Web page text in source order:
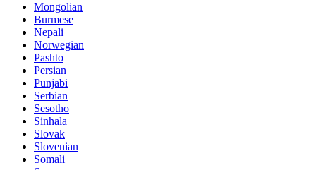
Mongolian
Burmese
Nepali
Norwegian
Pashto
Persian
Punjabi
Serbian
Sesotho
Sinhala
Slovak
Slovenian
Somali